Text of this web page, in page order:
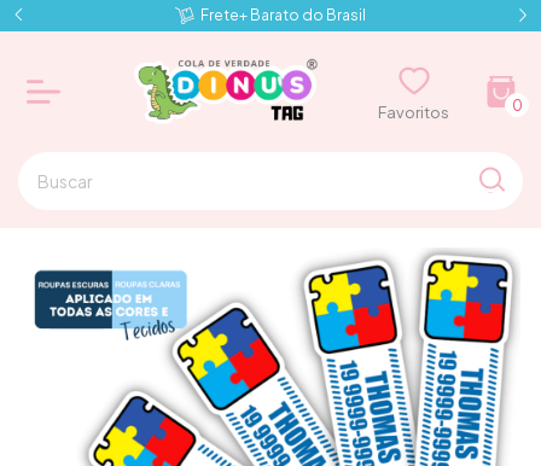
Frete+ Barato do Brasil
⠀⠀Favoritos⠀⠀ 0